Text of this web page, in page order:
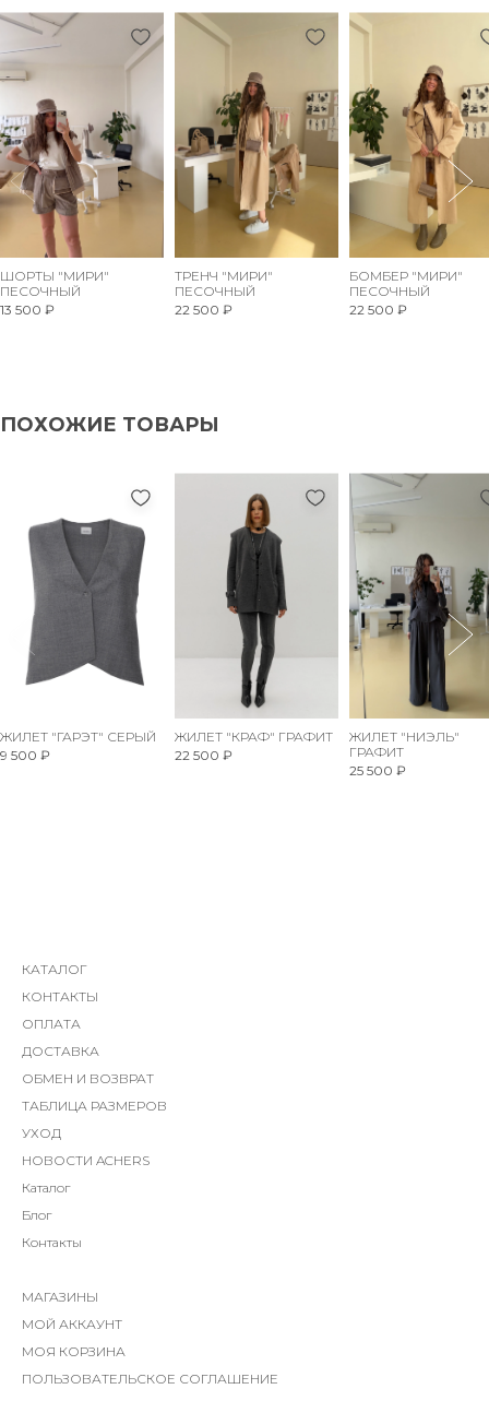
ШОРТЫ "МИРИ"
ПЕСОЧНЫЙ
13 500 ₽
ТРЕНЧ "МИРИ"
ПЕСОЧНЫЙ
22 500 ₽
БОМБЕР "МИРИ"
ПЕСОЧНЫЙ
22 500 ₽
ПОХОЖИЕ ТОВАРЫ
ЖИЛЕТ "ГАРЭТ" СЕРЫЙ
9 500 ₽
ЖИЛЕТ "КРАФ" ГРАФИТ
22 500 ₽
ЖИЛЕТ "НИЭЛЬ"
ГРАФИТ
25 500 ₽
КАТАЛОГ
КОНТАКТЫ
ОПЛАТА
ДОСТАВКА
ОБМЕН И ВОЗВРАТ
ТАБЛИЦА РАЗМЕРОВ
УХОД
НОВОСТИ ACHERS
Каталог
Блог
Контакты
МАГАЗИНЫ
МОЙ АККАУНТ
МОЯ КОРЗИНА
ПОЛЬЗОВАТЕЛЬСКОЕ СОГЛАШЕНИЕ